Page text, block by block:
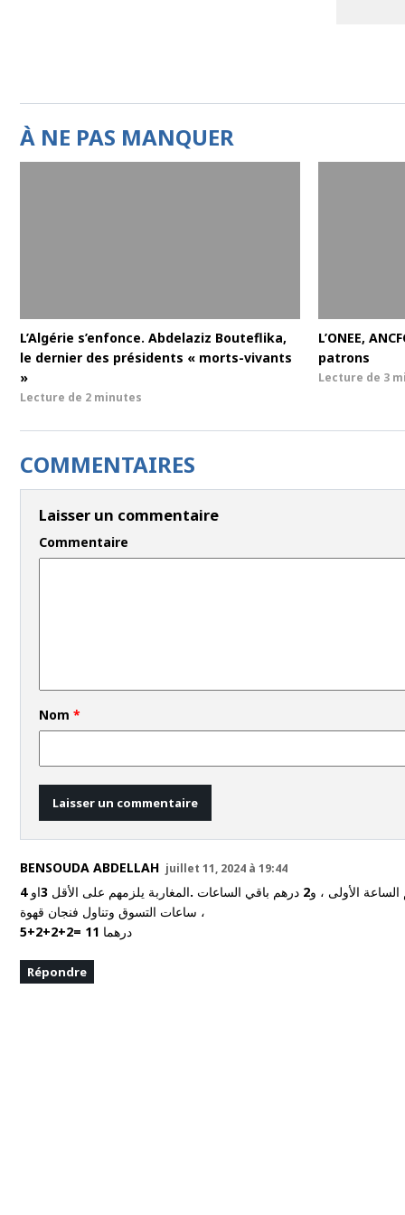
À NE PAS MANQUER
L’Algérie s’enfonce. Abdelaziz Bouteflika,
le dernier des présidents « morts-vivants
»
Lecture de 2 minutes
L’ONEE,
patrons
Lecture de 3
COMMENTAIRES
Laisser un commentaire
Commentaire
Nom *
BENSOUDA ABDELLAH juillet 11, 2024 à 19:44
هادشي زوين ، مزيان ، غزال ، مبرع ، لوكس ،ممتاز ، ديال لفريع ، انتيكا ، ولكن ، المرجو اعتماد أثمنة في مستوى المواطن المغربي ، لا تفوق 5 دراهم الساعة الأولى ، و2 درهم باقي الساعات .المغاربة يلزمهم على الأقل 3او 4
ساعات التسوق وتناول فنجان قهوة ،
5+2+2+2= 11 درهما
Répondre